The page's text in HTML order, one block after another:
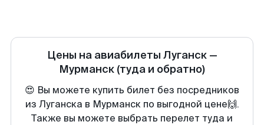
Цены на авиабилеты Луганск—
Мурманск (туда и обратно)
😍 Вы можете купить билет без посредников
из Луганска в Мурманск по выгодной цене🙌.
Также вы можете выбрать перелет туда и